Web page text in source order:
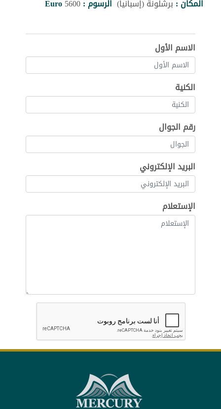
المكان : برشلونة (إسبانيا) الرسوم :5600
Euro
الاسم الأول
الكنية
رقم الجوال
البريد الإلكتروني
الإستعلام